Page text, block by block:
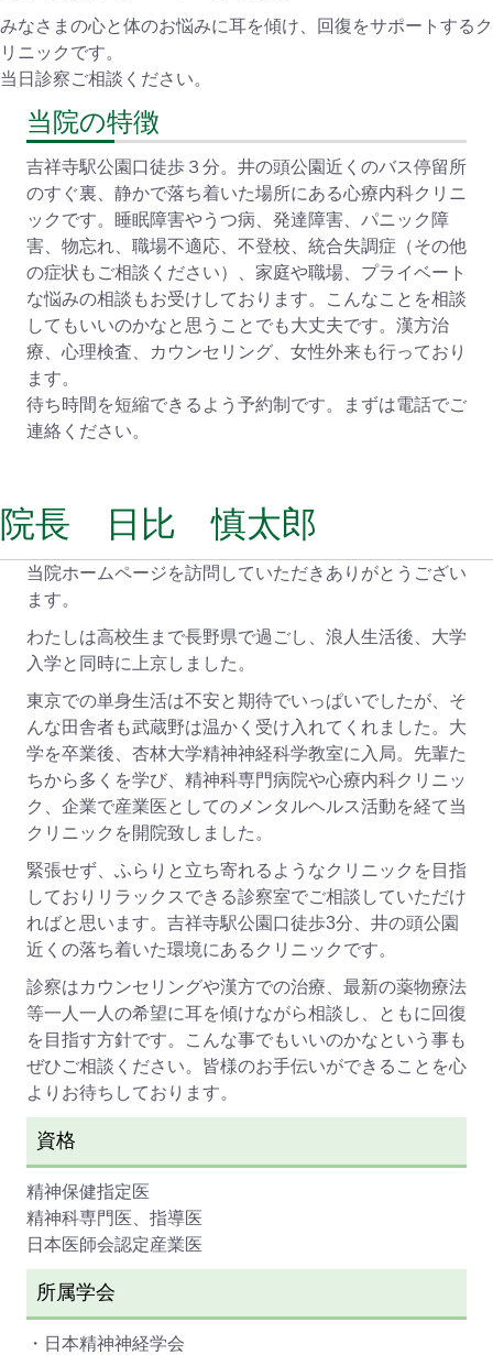
みなさまの心と体のお悩みに耳を傾け、回復をサポートするク
リニックです。
当日診察ご相談ください。
当院の特徴
吉祥寺駅公園口徒歩３分。井の頭公園近くのバス停留所
のすぐ裏、静かで落ち着いた場所にある心療内科クリニ
ックです。睡眠障害やうつ病、発達障害、パニック障
害、物忘れ、職場不適応、不登校、統合失調症（その他
の症状もご相談ください）、家庭や職場、プライベート
な悩みの相談もお受けしております。こんなことを相談
してもいいのかなと思うことでも大丈夫です。漢方治
療、心理検査、カウンセリング、女性外来も行っており
ます。
待ち時間を短縮できるよう予約制です。まずは電話でご
連絡ください。
院長 日比 慎太郎
当院ホームページを訪問していただきありがとうござい
ます。
わたしは高校生まで長野県で過ごし、浪人生活後、大学
入学と同時に上京しました。
東京での単身生活は不安と期待でいっぱいでしたが、そ
んな田舎者も武蔵野は温かく受け入れてくれました。大
学を卒業後、杏林大学精神神経科学教室に入局。先輩た
ちから多くを学び、精神科専門病院や心療内科クリニッ
ク、企業で産業医としてのメンタルヘルス活動を経て当
クリニックを開院致しました。
緊張せず、ふらりと立ち寄れるようなクリニックを目指
しておりリラックスできる診察室でご相談していただけ
ればと思います。吉祥寺駅公園口徒歩3分、井の頭公園
近くの落ち着いた環境にあるクリニックです。
診察はカウンセリングや漢方での治療、最新の薬物療法
等一人一人の希望に耳を傾けながら相談し、ともに回復
を目指す方針です。こんな事でもいいのかなという事も
ぜひご相談ください。皆様のお手伝いができることを心
よりお待ちしております。
資格
精神保健指定医
精神科専門医、指導医
日本医師会認定産業医
所属学会
・日本精神神経学会